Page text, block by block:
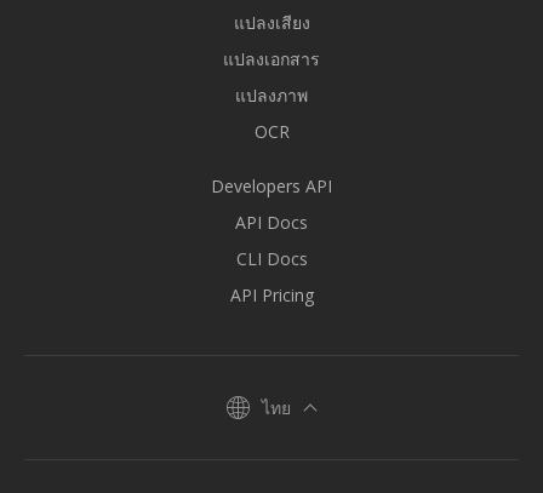
แปลงเสียง
แปลงเอกสาร
แปลงภาพ
OCR
Developers API
API Docs
CLI Docs
API Pricing
ไทย